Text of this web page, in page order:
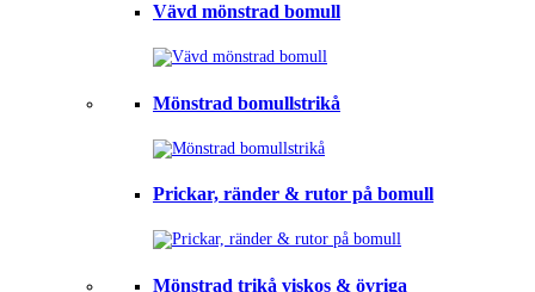
Vävd mönstrad bomull
Mönstrad bomullstrikå
Prickar, ränder & rutor på bomull
Mönstrad trikå viskos & övriga